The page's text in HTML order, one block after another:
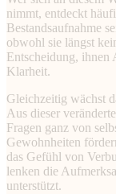
nimmt, entdeckt
Bestandsaufnahme
obwohl sie längst
Entscheidung, ihnen
Klarheit.
Gleichzeitig wächst
Aus dieser
Fragen ganz von
Gewohnheiten
das Gefühl von
lenken die
unterstützt.